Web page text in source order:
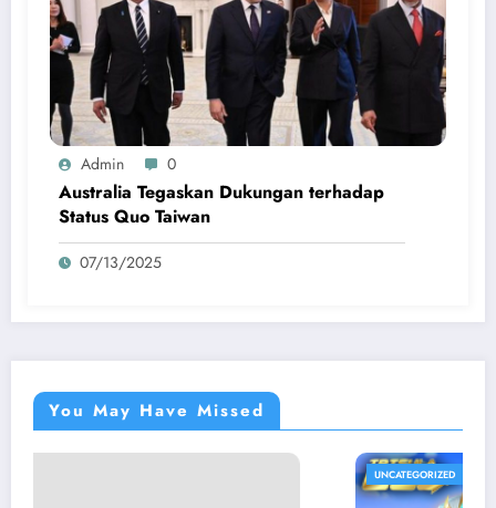
Admin 0
Australia Tegaskan Dukungan terhadap
Status Quo Taiwan
07/13/2025
You May Have Missed